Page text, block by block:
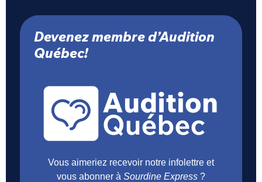
Devenez membre d’Audition
Québec!
Vous aimeriez recevoir notre infolettre et
vous abonner à Sourdine Express ?